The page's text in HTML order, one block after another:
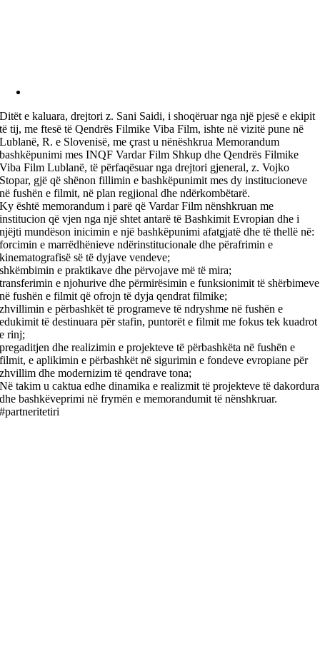
Ditët e kaluara, drejtori z. Sani Saidi, i shoqëruar nga një pjesë e ekipit
të tij, me ftesë të Qendrës Filmike Viba Film, ishte në vizitë pune në
Lublanë, R. e Slovenisë, me çrast u nënëshkrua Memorandum
bashkëpunimi mes INQF Vardar Film Shkup dhe Qendrës Filmike
Viba Film Lublanë, të përfaqësuar nga drejtori gjeneral, z. Vojko
Stopar, gjë që shënon fillimin e bashkëpunimit mes dy institucioneve
në fushën e filmit, në plan regjional dhe ndërkombëtarë.
Ky është memorandum i parë që Vardar Film nënshkruan me
institucion që vjen nga një shtet antarë të Bashkimit Evropian dhe i
njëjti mundëson inicimin e një bashkëpunimi afatgjatë dhe të thellë në:
forcimin e marrëdhënieve ndërinstitucionale dhe përafrimin e
kinematografisë së të dyjave vendeve;
shkëmbimin e praktikave dhe përvojave më të mira;
transferimin e njohurive dhe përmirësimin e funksionimit të shërbimeve
në fushën e filmit që ofrojn të dyja qendrat filmike;
zhvillimin e përbashkët të programeve të ndryshme në fushën e
edukimit të destinuara për stafin, puntorët e filmit me fokus tek kuadrot
e rinj;
pregaditjen dhe realizimin e projekteve të përbashkëta në fushën e
filmit, e aplikimin e përbashkët në sigurimin e fondeve evropiane për
zhvillim dhe modernizim të qendrave tona;
Në takim u caktua edhe dinamika e realizmit të projekteve të dakordura
dhe bashkëveprimi në frymën e memorandumit të nënshkruar.
#partneritetiri